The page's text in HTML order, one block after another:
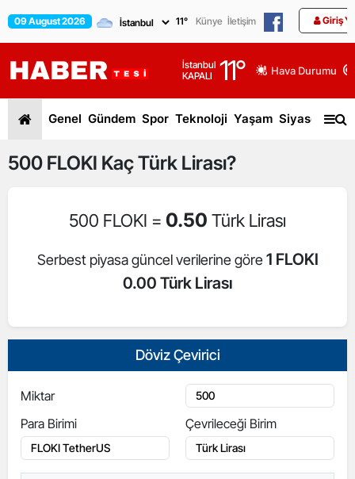
09 August 2026 11° Künye İletişim Giriş
İstanbul
KAPALI
11° Hava Durumu
Genel Gündem Spor Teknoloji Yaşam Siyaset
500 FLOKI Kaç Türk Lirası?
500 FLOKI = 0.50 Türk Lirası
Serbest piyasa güncel verilerine göre 1 FLOKI
0.00 Türk Lirası
Döviz Çevirici
Miktar
Para Birimi
Çevrileceği Birim